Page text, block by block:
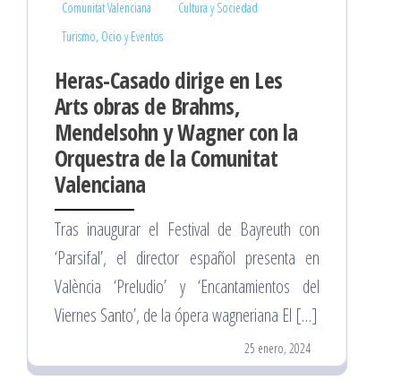
Comunitat Valenciana
Cultura y Sociedad
Turismo, Ocio y Eventos
Heras-Casado dirige en Les
Arts obras de Brahms,
Mendelsohn y Wagner con la
Orquestra de la Comunitat
Valenciana
Tras inaugurar el Festival de Bayreuth con
‘Parsifal’, el director español presenta en
València ‘Preludio’ y ‘Encantamientos del
Viernes Santo’, de la ópera wagneriana El […]
25 enero, 2024